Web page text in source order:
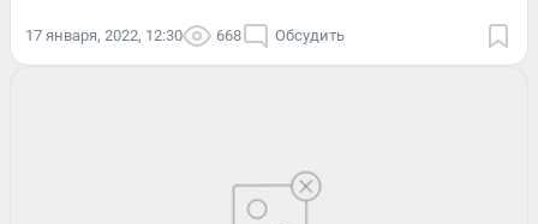
17 января, 2022, 12:30 668 Обсудить